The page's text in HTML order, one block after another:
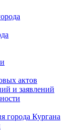
актов
и заявлений
города Кургана